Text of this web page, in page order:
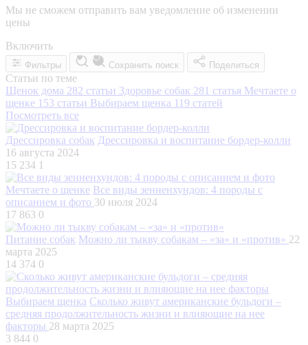
Мы не сможем отправить вам уведомление об изменении
цены
Включить
Фильтры Сохранить поиск Поделиться
Статьи по теме
Щенок дома 282 статьи Здоровье собак 281 статья Мечтаете о
щенке 153 статьи Выбираем щенка 119 статей
Посмотреть все
Дрессировка собак Дрессировка и воспитание бордер-колли
16 августа 2024
15 234 1
Мечтаете о щенке Все виды зенненхундов: 4 породы с
описанием и фото 30 июля 2024
17 863 0
Питание собак Можно ли тыкву собакам – «за» и «против» 22
марта 2025
14 374 0
Выбираем щенка Сколько живут американские бульдоги –
средняя продолжительность жизни и влияющие на нее
факторы 28 марта 2025
3 844 0